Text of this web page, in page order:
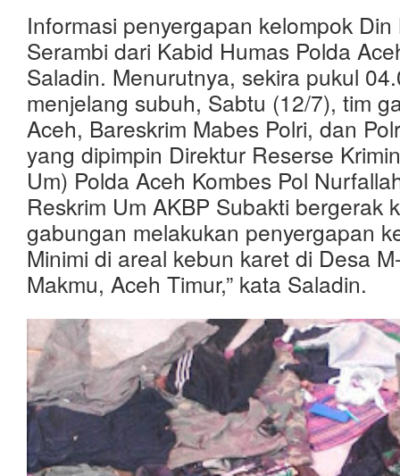
Informasi penyergapan kelompok
Serambi dari Kabid Humas Polda
Saladin. Menurutnya, sekira pukul
menjelang subuh, Sabtu (12/7), tim
Aceh, Bareskrim Mabes Polri, dan
yang dipimpin Direktur Reserse
Um) Polda Aceh Kombes Pol
Reskrim Um AKBP Subakti bergerak
gabungan melakukan penyergapan
Minimi di areal kebun karet di Desa
Makmu, Aceh Timur,” kata Saladin.